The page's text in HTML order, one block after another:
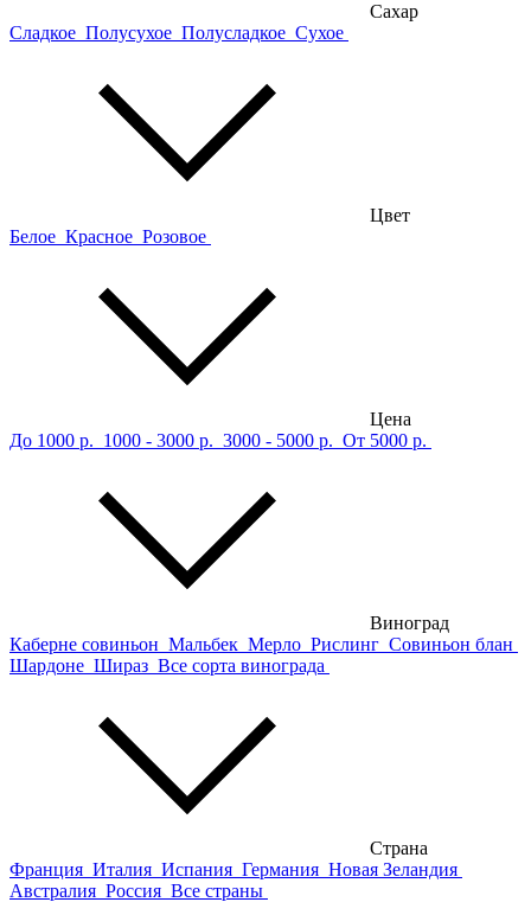
Сахар
Сладкое Полусухое Полусладкое Сухое
Цвет
Белое Красное Розовое
Цена
До 1000 р. 1000 - 3000 р. 3000 - 5000 р. От 5000 р.
Виноград
Каберне совиньон Мальбек Мерло Рислинг Совиньон блан
Шардоне Шираз Все сорта винограда
Страна
Франция Италия Испания Германия Новая Зеландия
Австралия Россия Все страны